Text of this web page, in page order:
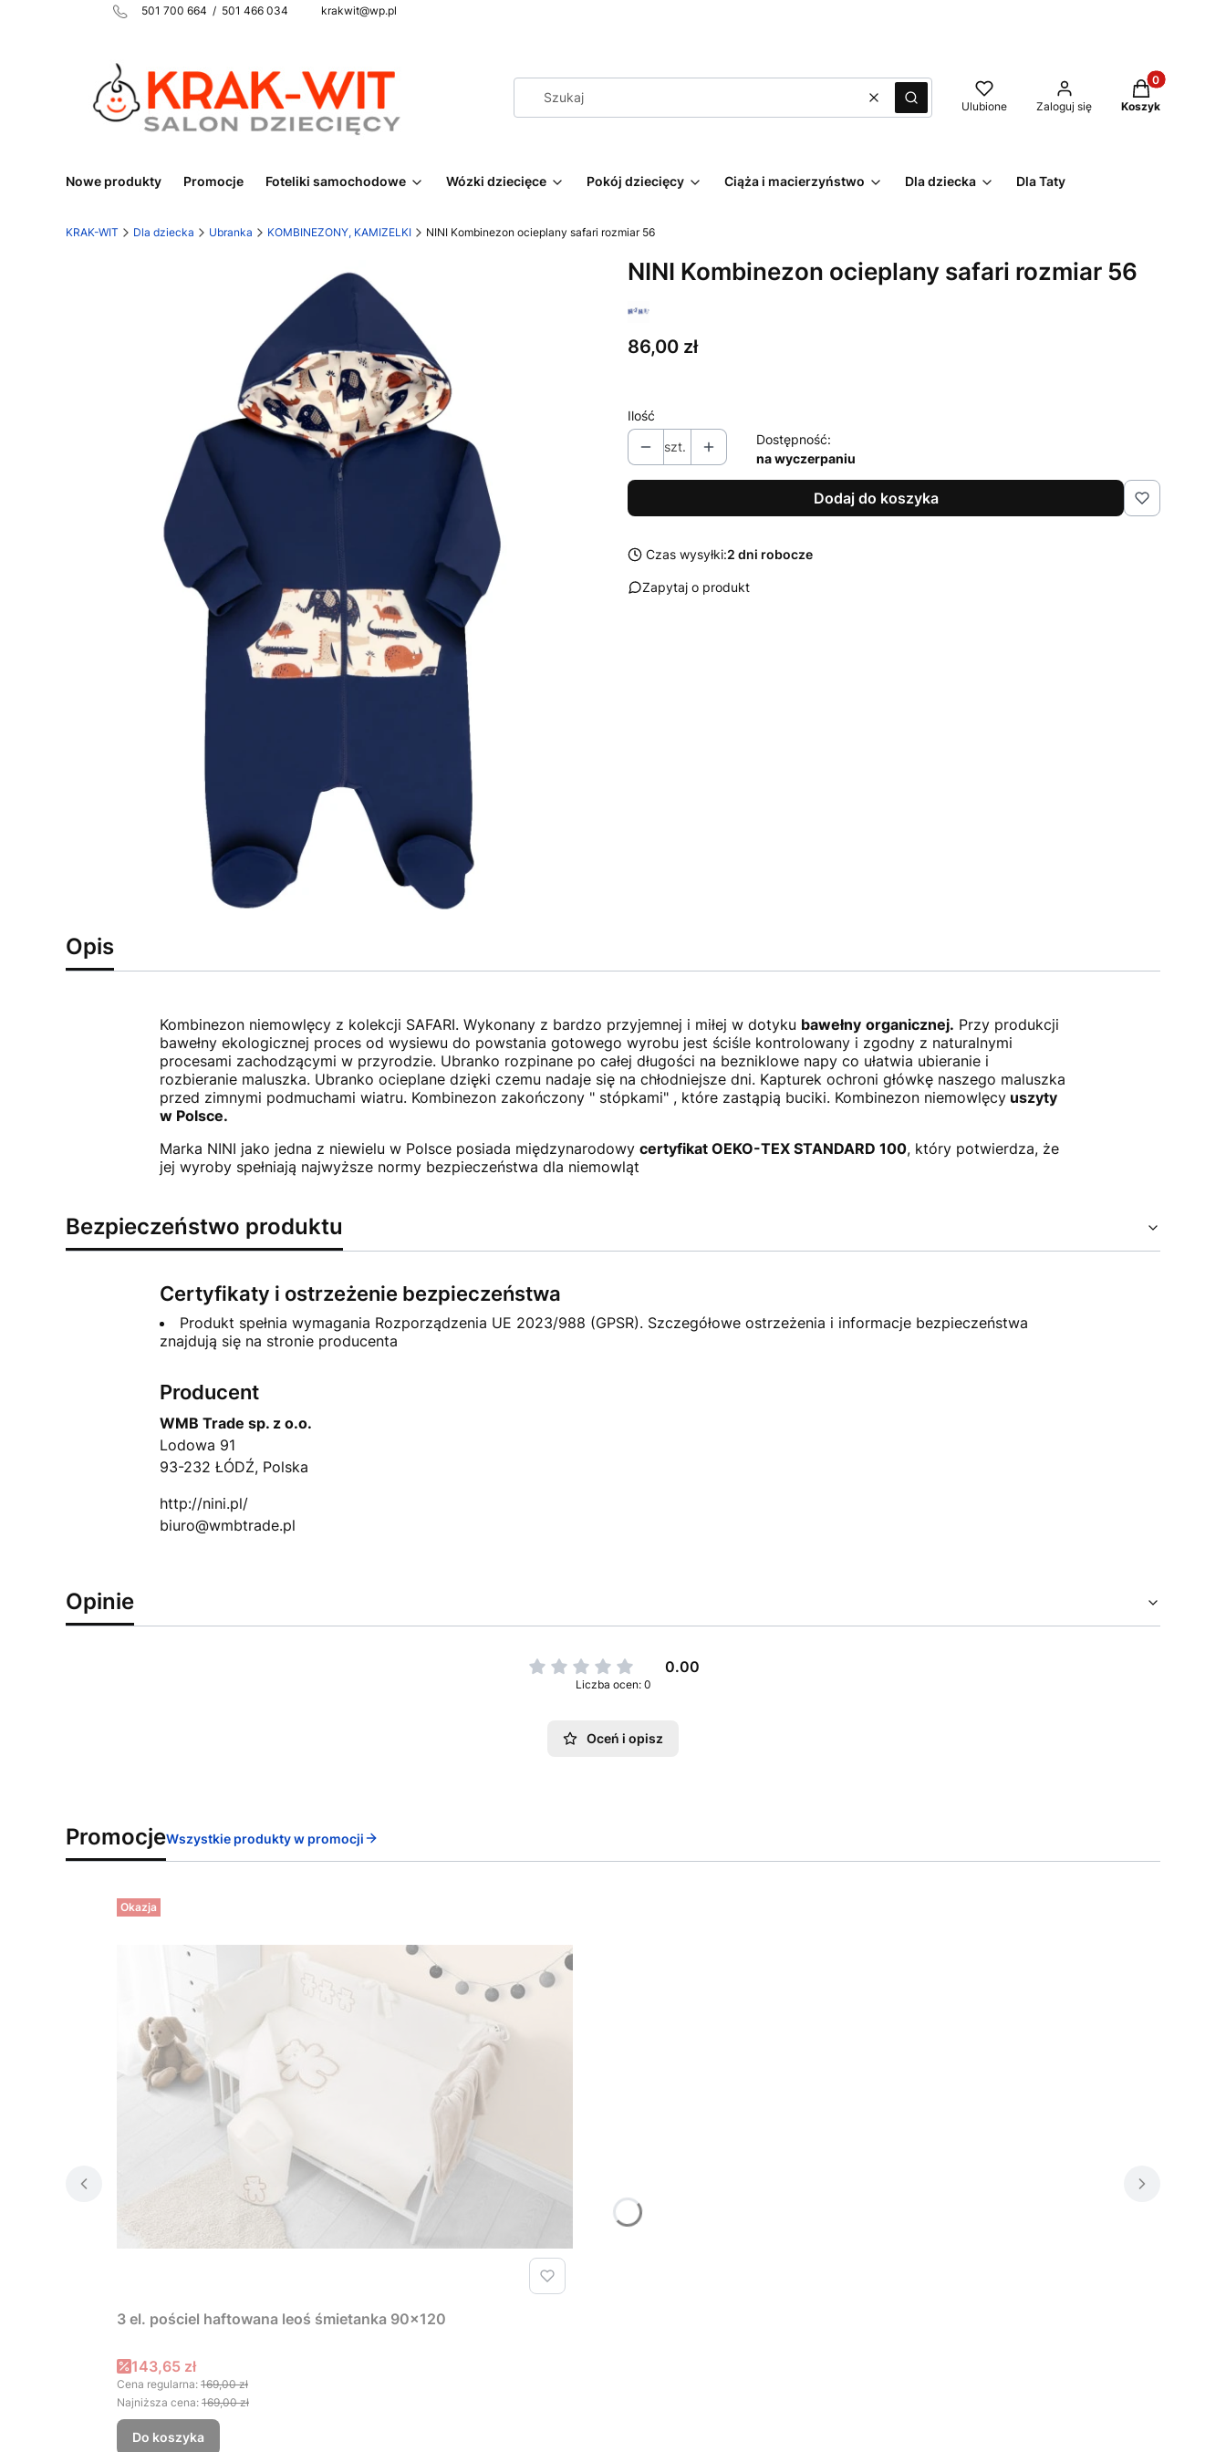
501 700 664 / 501 466 034 krakwit@wp.pl
WyczyśćSzukaj Ulubione Zaloguj się
Produkty w
Koszyk
Nowe produkty Promocje Foteliki samochodowe Wózki dziecięce Pokój dziecięcy Ciąża i macierzyństwo Dla dziecka Dla Taty
KRAK-WIT Dla dziecka Ubranka KOMBINEZONY, KAMIZELKI NINI Kombinezon ocieplany safari rozmiar 56
NINI Kombinezon ocieplany safari rozmiar 56
Cena
86,00 zł
Ilość
szt.
Dostępność:
na wyczerpaniu
Dodaj do koszyka
Czas wysyłki:2 dni robocze
Zapytaj o produkt
Opis
Kombinezon niemowlęcy z kolekcji SAFARI. Wykonany z bardzo przyjemnej i miłej w dotyku bawełny organicznej. Przy produkcji
bawełny ekologicznej proces od wysiewu do powstania gotowego wyrobu jest ściśle kontrolowany i zgodny z naturalnymi
procesami zachodzącymi w przyrodzie. Ubranko rozpinane po całej długości na bezniklowe napy co ułatwia ubieranie i
rozbieranie maluszka. Ubranko ocieplane dzięki czemu nadaje się na chłodniejsze dni. Kapturek ochroni główkę naszego maluszka
przed zimnymi podmuchami wiatru. Kombinezon zakończony " stópkami" , które zastąpią buciki. Kombinezon niemowlęcyuszyty
w Polsce.
Marka NINI jako jedna z niewielu w Polsce posiada międzynarodowy certyfikat OEKO-TEX STANDARD 100, który potwierdza, że
jej wyroby spełniają najwyższe normy bezpieczeństwa dla niemowląt
Bezpieczeństwo produktu
Certyfikaty i ostrzeżenie bezpieczeństwa
Produkt spełnia wymagania Rozporządzenia UE 2023/988 (GPSR). Szczegółowe ostrzeżenia i informacje bezpieczeństwa
znajdują się na stronie producenta
Producent
WMB Trade sp. z o.o.
Lodowa 91
93-232 ŁÓDŹ, Polska
http://nini.pl/
biuro@wmbtrade.pl
Opinie
0.00
Liczba ocen: 0
Oceń i opisz
PromocjeWszystkie produkty w promocji
Okazja
3 el. pościel haftowana leoś śmietanka 90x120
Cena promocyjna
143,65 zł
Cena regularna: 169,00 zł
Najniższa cena: 169,00 zł
Do koszyka